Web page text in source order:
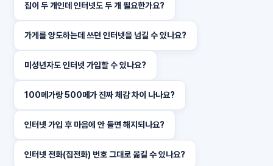
집이 두 개인데 인터넷도 두 개 필요한가요?
가게를 양도하는데 쓰던 인터넷을 넘길 수 있나요?
미성년자도 인터넷 가입할 수 있나요?
100메가랑 500메가 진짜 체감 차이 나나요?
인터넷 가입 후 마음에 안 들면 해지되나요?
인터넷 전화(집전화) 번호 그대로 옮길 수 있나요?